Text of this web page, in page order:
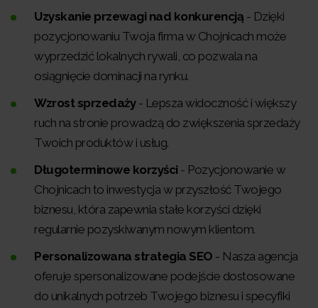
Uzyskanie przewagi nad konkurencją - Dzięki
pozycjonowaniu Twoja firma w Chojnicach może
wyprzedzić lokalnych rywali, co pozwala na
osiągnięcie dominacji na rynku.
Wzrost sprzedaży- Lepsza widoczność i większy
ruch na stronie prowadzą do zwiększenia sprzedaży
Twoich produktów i usług.
Długoterminowe korzyści - Pozycjonowanie w
Chojnicach to inwestycja w przyszłość Twojego
biznesu, która zapewnia stałe korzyści dzięki
regularnie pozyskiwanym nowym klientom.
Personalizowana strategia SEO - Nasza agencja
oferuje spersonalizowane podejście dostosowane
do unikalnych potrzeb Twojego biznesu i specyfiki